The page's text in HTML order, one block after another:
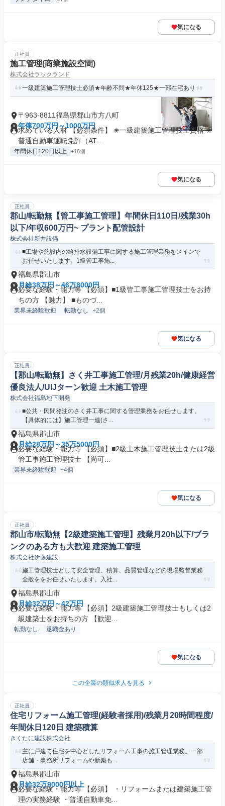
気になる
正社員
施工管理(商業施設空間)
株式会社ラックランド
一級建築施工管理技士必須★年齢不問★年休125★一部在宅あり
〒963-8811福島県郡山市方八町
年俸700万円～1000万円
求めている人材 【必須条件】 ✬一級建築施工管理技士資格 ✬
普通自動車運転免許（AT...
年間休日120日以上 +18個
気になる
正社員
郡山/転勤無【管工事施工管理】年間休日110日/残業30h
以下/年収600万円~ プラント配管設計
株式会社新井設備
■工場や施設内の給排水設備工事に関する施工管理業務をメインで
お任せいたします。1級管工事施...
福島県郡山市
月給38万円～46万8000円
必要な経験・能力等 【必須】■1級管工事施工管理技士をお持
ちの方 【魅力】 ■ものづ...
業界未経験歓迎 転勤なし +2個
気になる
正社員
【郡山/転勤無】さく井工事施工管理/月残業20h/健康経営
優良法人/UIJターン歓迎 土木施工管理
株式会社福島地下開発
■公共・民間発注のさく井工事に関する管理業務をお任せします。
【具体的には】施工管理一連(さ...
福島県郡山市
月給28万円～35万5000円
必要な経験・能力等 【必須】■2級土木施工管理技士または2級
管工事施工管理技士 【尚可...
業界未経験歓迎 +4個
気になる
正社員
郡山市/転勤無【2級建築施工管理】残業月20h以下/ブラ
ンクのある方も大歓迎 建築施工管理
株式会社伊藤建設
施工管理技士として安全管理、積算、品質管理などの現場監督業務
全般ををお任せいたします。入社...
福島県郡山市
月給32万円～42万円
必要な経験・能力等 【必須】2級建築施工管理技士もしくは2
級建築士をお持ちの方 【歓迎...
転勤なし 退職金あり
気になる
この企業の類似求人を見る
正社員
住宅リフォーム施工管理(経験者採用)/残業月20時間程度/
年間休日120日 建築積算
きくたに建設株式会社
主に戸建て住宅を中心としたリフォーム工事の施工管理業務。一部
店舗・事務所リフォームや新築も...
福島県郡山市
月給32万9000円以上
必要な経験・能力等 【必須】 ・リフォームまたは建築施工管
理の実務経験 ・普通自動車免...